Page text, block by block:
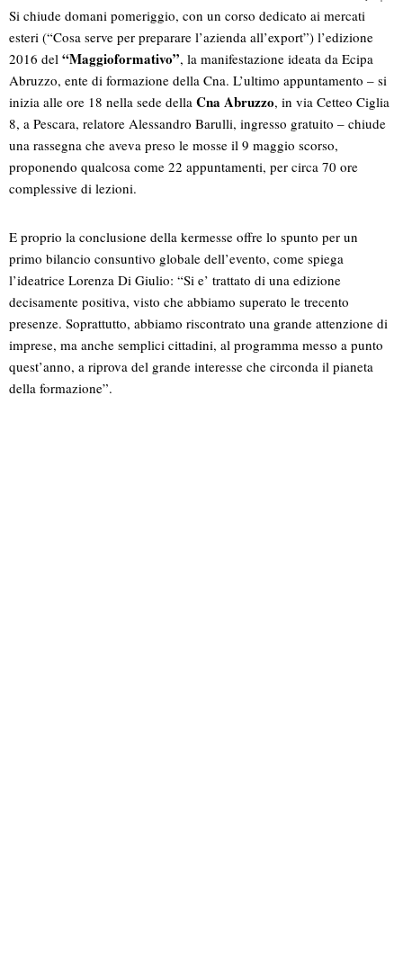
Si chiude domani pomeriggio, con un corso dedicato ai mercati
esteri (“Cosa serve per preparare l’azienda all’export”) l’edizione
2016 del “Maggioformativo”, la manifestazione ideata da Ecipa
Abruzzo, ente di formazione della Cna. L’ultimo appuntamento – si
inizia alle ore 18 nella sede della Cna Abruzzo, in via Cetteo Ciglia
8, a Pescara, relatore Alessandro Barulli, ingresso gratuito – chiude
una rassegna che aveva preso le mosse il 9 maggio scorso,
proponendo qualcosa come 22 appuntamenti, per circa 70 ore
complessive di lezioni.
E proprio la conclusione della kermesse offre lo spunto per un
primo bilancio consuntivo globale dell’evento, come spiega
l’ideatrice Lorenza Di Giulio: “Si e’ trattato di una edizione
decisamente positiva, visto che abbiamo superato le trecento
presenze. Soprattutto, abbiamo riscontrato una grande attenzione di
imprese, ma anche semplici cittadini, al programma messo a punto
quest’anno, a riprova del grande interesse che circonda il pianeta
della formazione”.